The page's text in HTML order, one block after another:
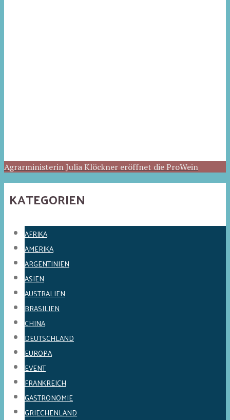
Agrarministerin Julia Klöckner eröffnet die ProWein
KATEGORIEN
AFRIKA
AMERIKA
ARGENTINIEN
ASIEN
AUSTRALIEN
BRASILIEN
CHINA
DEUTSCHLAND
EUROPA
EVENT
FRANKREICH
GASTRONOMIE
GRIECHENLAND